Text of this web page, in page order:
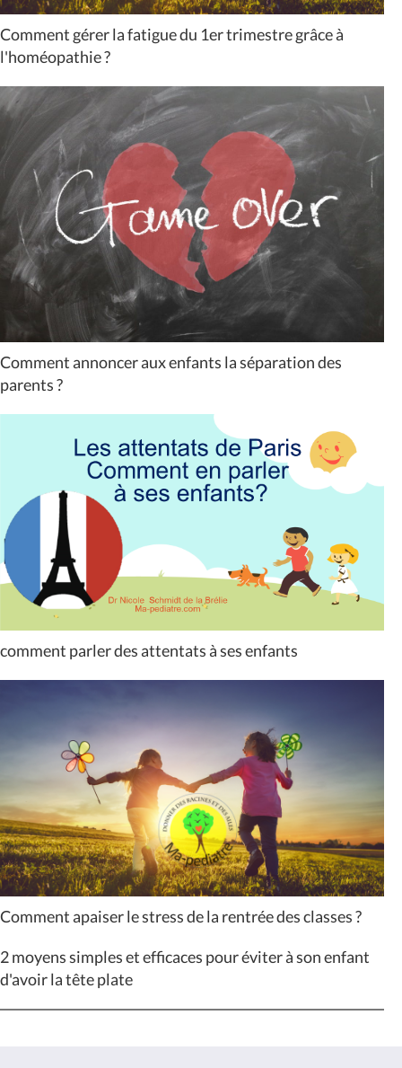
Comment gérer la fatigue du 1er trimestre grâce à
l'homéopathie ?
Comment annoncer aux enfants la séparation des
parents ?
comment parler des attentats à ses enfants
Comment apaiser le stress de la rentrée des classes ?
2 moyens simples et efficaces pour éviter à son enfant
d'avoir la tête plate